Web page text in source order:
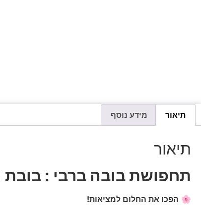
תיאור מידע נוסף
תיאור
תחפושת בובה ברבי :
🌸 הפכו את החלום למציאות!